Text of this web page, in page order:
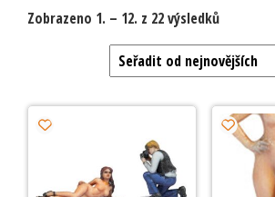
Zobrazeno 1. – 12. z 22 výsledků